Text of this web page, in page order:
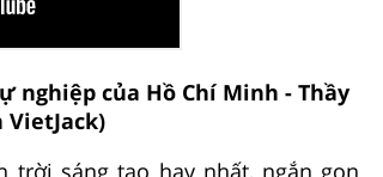
nghiệp của Hồ Chí Minh - Thầy
VietJack)
trời sáng tạo hay nhất, ngắn gọn